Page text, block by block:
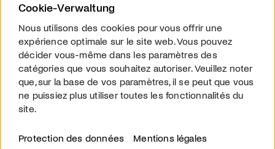
STREAMING
L'ordre divin - Die göttliche Ordnung
Projeté dans plus de 50 pays et contribution officielle de la
Suisse aux Oscars 2018. Un jalon de l'histoire du cinéma suisse
Cookie-Verwaltung
Nous utilisons des cookies pour vous offrir une
expérience optimale sur le site web. Vous pouvez
décider vous-même dans les paramètres des
catégories que vous souhaitez autoriser. Veuillez noter
que, sur la base de vos paramètres, il se peut que vous
ne puissiez plus utiliser toutes les fonctionnalités du
site.
Protection des données Mentions légales